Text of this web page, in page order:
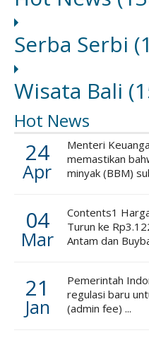
Serba Serbi
Wisata Bali
Hot News
24
Apr
Menteri
memastikan
minyak (BBM)
04
Mar
Contents1
Turun ke
Antam dan
21
Jan
Pemerintah
regulasi baru
(admin fee) ...